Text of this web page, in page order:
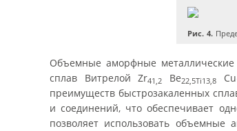
Рис. 4.
Объемные аморфные
сплав Витрелой Zr41,2 Be22,5Ti13,8Cu
преимуществ быстрозакаленных
и соединений, что обеспечивает
позволяет использовать объемные